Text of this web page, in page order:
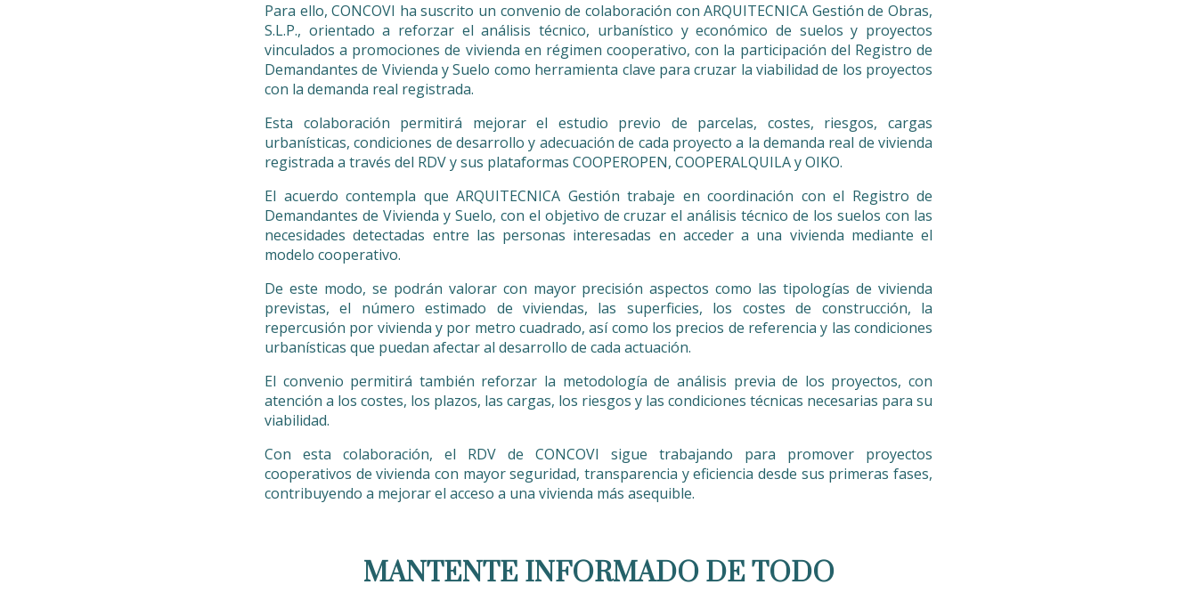
Para ello, CONCOVI ha suscrito un convenio de colaboración con ARQUITECNICA Gestión de Obras,
S.L.P., orientado a reforzar el análisis técnico, urbanístico y económico de suelos y proyectos
vinculados a promociones de vivienda en régimen cooperativo, con la participación del Registro de
Demandantes de Vivienda y Suelo como herramienta clave para cruzar la viabilidad de los proyectos
con la demanda real registrada.
Esta colaboración permitirá mejorar el estudio previo de parcelas, costes, riesgos, cargas
urbanísticas, condiciones de desarrollo y adecuación de cada proyecto a la demanda real de vivienda
registrada a través del RDV y sus plataformas COOPEROPEN, COOPERALQUILA y OIKO.
El acuerdo contempla que ARQUITECNICA Gestión trabaje en coordinación con el Registro de
Demandantes de Vivienda y Suelo, con el objetivo de cruzar el análisis técnico de los suelos con las
necesidades detectadas entre las personas interesadas en acceder a una vivienda mediante el
modelo cooperativo.
De este modo, se podrán valorar con mayor precisión aspectos como las tipologías de vivienda
previstas, el número estimado de viviendas, las superficies, los costes de construcción, la
repercusión por vivienda y por metro cuadrado, así como los precios de referencia y las condiciones
urbanísticas que puedan afectar al desarrollo de cada actuación.
El convenio permitirá también reforzar la metodología de análisis previa de los proyectos, con
atención a los costes, los plazos, las cargas, los riesgos y las condiciones técnicas necesarias para su
viabilidad.
Con esta colaboración, el RDV de CONCOVI sigue trabajando para promover proyectos
cooperativos de vivienda con mayor seguridad, transparencia y eficiencia desde sus primeras fases,
contribuyendo a mejorar el acceso a una vivienda más asequible.
MANTENTE INFORMADO DE TODO